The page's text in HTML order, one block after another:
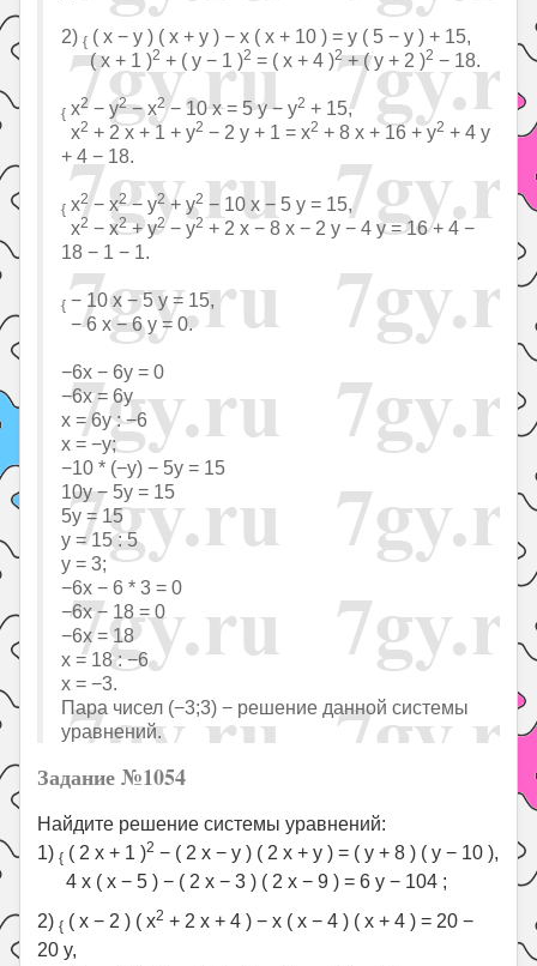
2) { ( x − y ) ( x + y ) − x ( x + 10 ) = y ( 5 − y ) + 15,
( x + 1 )2 + ( y − 1 )2 = ( x + 4 )2+ ( y + 2 )2 − 18.
{ x2− y2− x2 − 10 x = 5 y − y2 + 15,
x2 + 2 x + 1 + y2 − 2 y + 1 = x2 + 8 x + 16 + y2 + 4 y
+ 4 − 18.
{ x2− x2− y2+ y2 − 10 x − 5 y = 15,
x2 − x2+ y2− y2 + 2 x − 8 x − 2 y − 4 y = 16 + 4 −
18 − 1 − 1.
{ − 10 x − 5 y = 15,
− 6 x − 6 y = 0.
−6x − 6y = 0
−6x = 6y
x = 6y : −6
x = −y;
−10 * (−y) − 5y = 15
10y − 5y = 15
5y = 15
y = 15 : 5
y = 3;
−6x − 6 * 3 = 0
−6x − 18 = 0
−6x = 18
x = 18 : −6
x = −3.
Пара чисел (−3;3) − решение данной системы
уравнений.
Задание №1054
Найдите решение системы уравнений:
1) { ( 2 x + 1 )2 − ( 2 x − y ) ( 2 x + y ) = ( y + 8 ) ( y − 10 ),
4 x ( x − 5 ) − ( 2 x − 3 ) ( 2 x − 9 ) = 6 y − 104 ;
2) { ( x − 2 ) ( x2 + 2 x + 4 ) − x ( x − 4 ) ( x + 4 ) = 20 −
20 y,